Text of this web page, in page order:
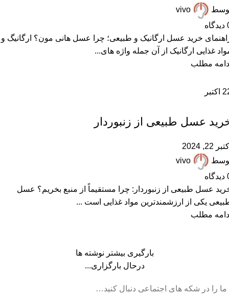
vivo
دیدگاه
خرید عسل ارگانیک و طبیعی؛ چرا عسل هانی مون؟ ارگانیگ و
غذایی ارگانیک از آن جمله واژه های...
مطلب
اکتبر
همکاران عسل فروش
عسل طبیعی از زنبوردار
22, 2024
vivo
دیدگاه
عسل طبیعی از زنبوردار: چرا مستقیماً از منبع بخریم؟ عسل
یکی از ارزشمندترین مواد غذایی است ...
مطلب
بارگیری بیشتر نوشته ها
درحال بارگزاری...
ما را در شکه های اجتماعی دنبال کنید…